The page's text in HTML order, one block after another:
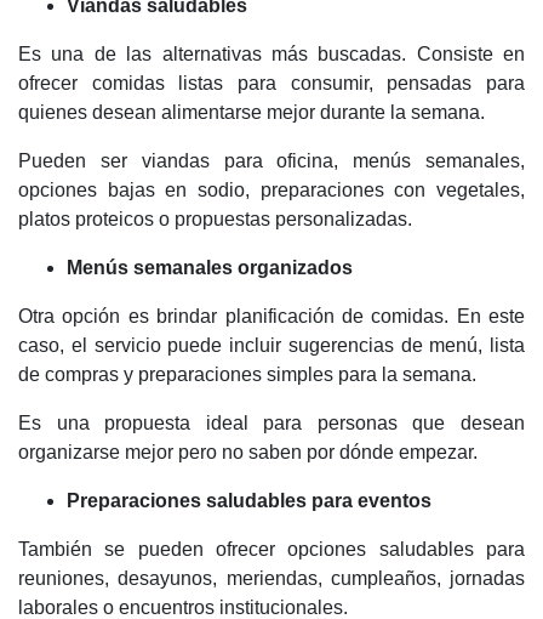
Viandas saludables
Es una de las alternativas más buscadas. Consiste en
ofrecer comidas listas para consumir, pensadas para
quienes desean alimentarse mejor durante la semana.
Pueden ser viandas para oficina, menús semanales,
opciones bajas en sodio, preparaciones con vegetales,
platos proteicos o propuestas personalizadas.
Menús semanales organizados
Otra opción es brindar planificación de comidas. En este
caso, el servicio puede incluir sugerencias de menú, lista
de compras y preparaciones simples para la semana.
Es una propuesta ideal para personas que desean
organizarse mejor pero no saben por dónde empezar.
Preparaciones saludables para eventos
También se pueden ofrecer opciones saludables para
reuniones, desayunos, meriendas, cumpleaños, jornadas
laborales o encuentros institucionales.